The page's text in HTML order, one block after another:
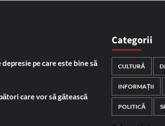
pe care este bine să
care vor să gătească
Categorii
CULTURĂ
INFORMAȚII
POLITICĂ